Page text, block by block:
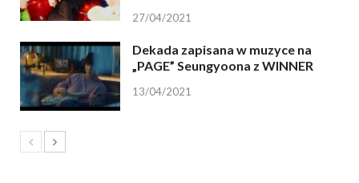
27/04/2021
Dekada zapisana w muzyce na
„PAGE” Seungyoona z WINNER
13/04/2021